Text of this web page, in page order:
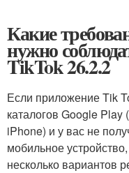
Какие
нужно
TikTok 26.2.2
Если приложение Tik
каталогов Google
iPhone) и у вас не
мобильное
несколько вариантов